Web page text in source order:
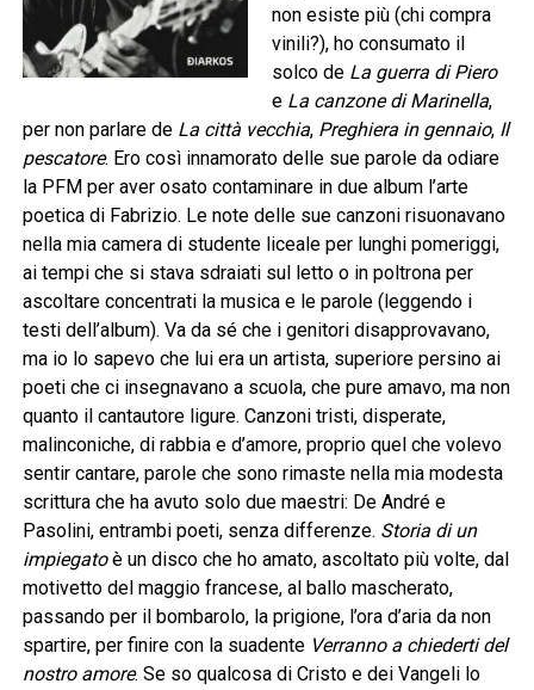
non esiste più (chi compra
vinili?), ho consumato il
solco de La guerra di Piero
e La canzone di Marinella,
per non parlare de La città vecchia, Preghiera in gennaio, Il
pescatore. Ero così innamorato delle sue parole da odiare
la PFM per aver osato contaminare in due album l’arte
poetica di Fabrizio. Le note delle sue canzoni risuonavano
nella mia camera di studente liceale per lunghi pomeriggi,
ai tempi che si stava sdraiati sul letto o in poltrona per
ascoltare concentrati la musica e le parole (leggendo i
testi dell’album). Va da sé che i genitori disapprovavano,
ma io lo sapevo che lui era un artista, superiore persino ai
poeti che ci insegnavano a scuola, che pure amavo, ma non
quanto il cantautore ligure. Canzoni tristi, disperate,
malinconiche, di rabbia e d’amore, proprio quel che volevo
sentir cantare, parole che sono rimaste nella mia modesta
scrittura che ha avuto solo due maestri: De André e
Pasolini, entrambi poeti, senza differenze. Storia di un
impiegatoè un disco che ho amato, ascoltato più volte, dal
motivetto del maggio francese, al ballo mascherato,
passando per il bombarolo, la prigione, l’ora d’aria da non
spartire, per finire con la suadente Verranno a chiederti del
nostro amore. Se so qualcosa di Cristo e dei Vangeli lo